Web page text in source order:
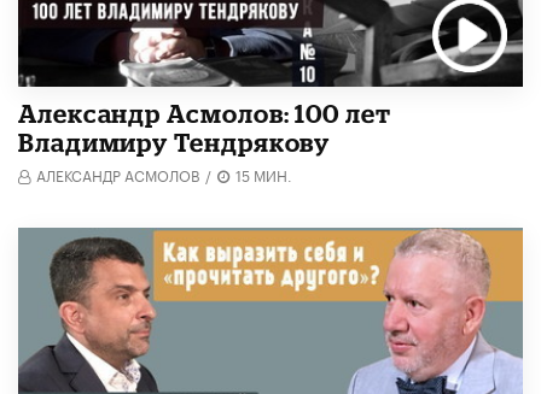
Александр Асмолов: 100 лет
Владимиру Тендрякову
АЛЕКСАНДР АСМОЛОВ / 15 МИН.